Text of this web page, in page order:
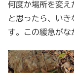
何度か場所を変え
と思ったら、い
す。この緩急がな